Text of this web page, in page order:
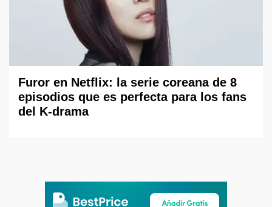
Furor en Netflix: la serie coreana de 8
episodios que es perfecta para los fans
del K-drama